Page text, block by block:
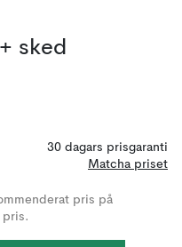
sked
30 dagars prisgaranti
Matcha priset
pris på
pris.